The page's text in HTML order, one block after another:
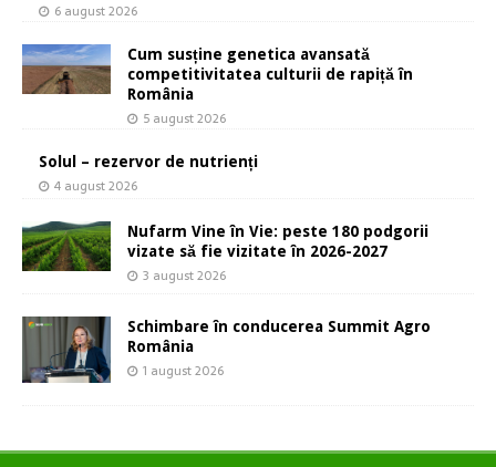
6 august 2026
Cum susține genetica avansată
competitivitatea culturii de rapiță în
România
5 august 2026
Solul – rezervor de nutrienți
4 august 2026
Nufarm Vine în Vie: peste 180 podgorii
vizate să fie vizitate în 2026-2027
3 august 2026
Schimbare în conducerea Summit Agro
România
1 august 2026